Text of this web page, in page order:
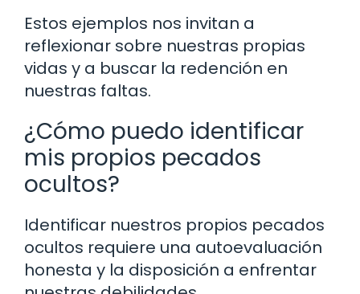
Estos ejemplos nos invitan a
reflexionar sobre nuestras propias
vidas y a buscar la redención en
nuestras faltas.
¿Cómo puedo identificar
mis propios pecados
ocultos?
Identificar nuestros propios pecados
ocultos requiere una autoevaluación
honesta y la disposición a enfrentar